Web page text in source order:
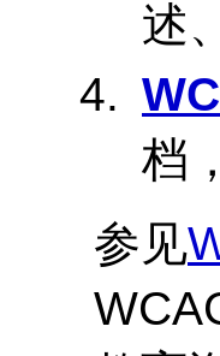
述
档
参见